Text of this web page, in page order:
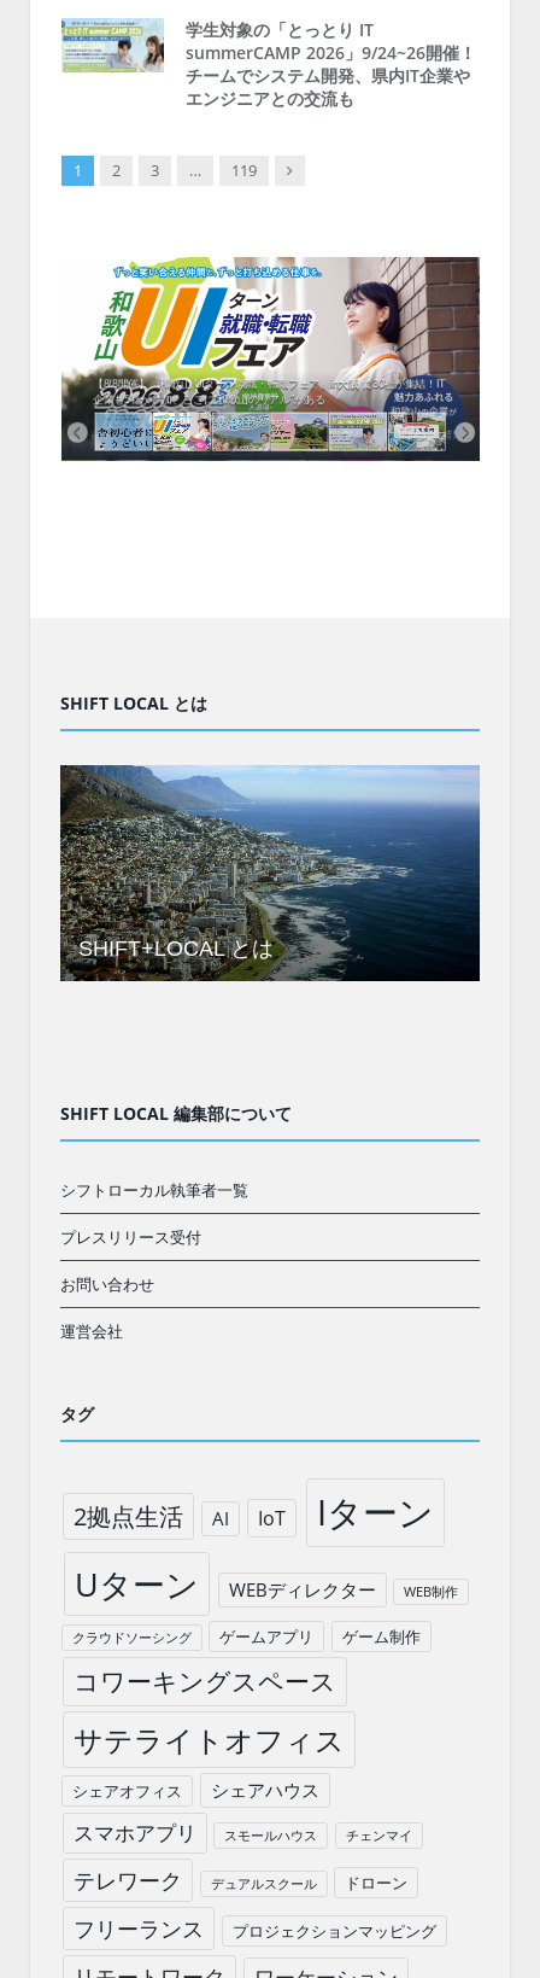
学生対象の「とっとり IT
summerCAMP 2026」9/24~26開催！
チームでシステム開発、県内IT企業や
エンジニアとの交流も
1 2 3 … 119 Next
【8/8開催】「和歌山 UIターン就職・転職フェア」in大阪 に30社が集結！IT
企業も5社が参加、ここに“和歌山のリアル”がある
SHIFT LOCAL とは
SHIFT+LOCAL とは
SHIFT LOCAL 編集部について
シフトローカル執筆者一覧
プレスリリース受付
お問い合わせ
運営会社
タグ
2拠点生活 AI IoT Iターン
Uターン WEBディレクター WEB制作
クラウドソーシング ゲームアプリ ゲーム制作
コワーキングスペース
サテライトオフィス
シェアオフィス シェアハウス
スマホアプリ スモールハウス チェンマイ
テレワーク デュアルスクール ドローン
フリーランス プロジェクションマッピング